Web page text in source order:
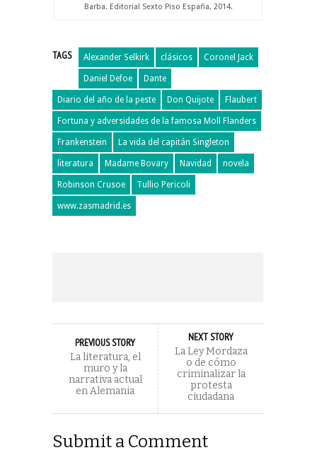
Barba. Editorial Sexto Piso España, 2014.
TAGS Alexander Selkirk clásicos Coronel Jack
Daniel Defoe Dante
Diario del año de la peste Don Quijote Flaubert
Fortuna y adversidades de la famosa Moll Flanders
Frankenstein La vida del capitán Singleton
literatura Madame Bovary Navidad novela
Robinson Crusoe Tullio Pericoli
www.zasmadrid.es
PREVIOUS STORY
La literatura, el
muro y la
narrativa actual
en Alemania
NEXT STORY
La Ley Mordaza
o de cómo
criminalizar la
protesta
ciudadana
Submit a Comment